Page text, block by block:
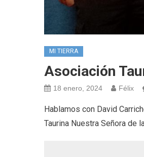
MI TIERRA
Asociación
18 enero, 2024 Félix
Hablamos con David
Taurina Nuestra Señora